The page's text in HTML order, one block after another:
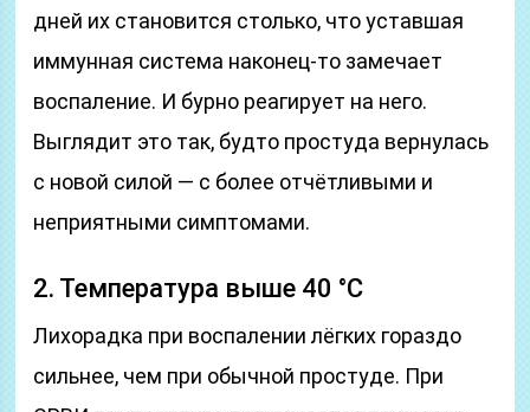
дней их становится столько, что уставшая
иммунная система наконец‑то замечает
воспаление. И бурно реагирует на него.
Выглядит это так, будто простуда вернулась
с новой силой — с более отчётливыми и
неприятными симптомами.
2. Температура выше 40 °С
Лихорадка при воспалении лёгких гораздо
сильнее, чем при обычной простуде. При